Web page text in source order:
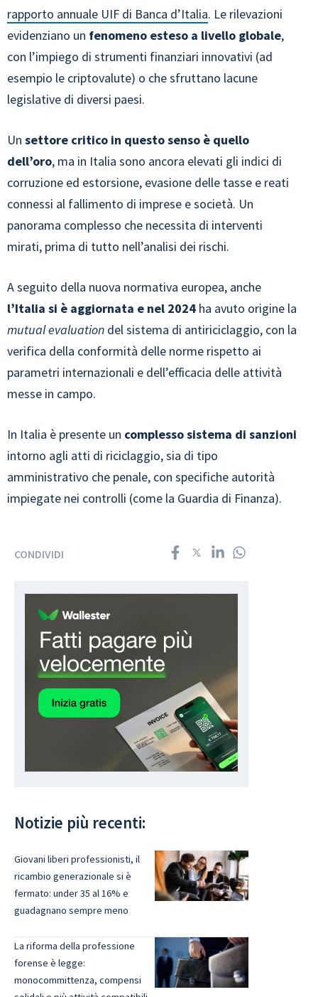
rapporto annuale UIF di Banca d’Italia. Le rilevazioni
evidenziano un fenomeno esteso a livello globale,
con l’impiego di strumenti finanziari innovativi (ad
esempio le criptovalute) o che sfruttano lacune
legislative di diversi paesi.
Un settore critico in questo senso è quello
dell’oro, ma in Italia sono ancora elevati gli indici di
corruzione ed estorsione, evasione delle tasse e reati
connessi al fallimento di imprese e società. Un
panorama complesso che necessita di interventi
mirati, prima di tutto nell’analisi dei rischi.
A seguito della nuova normativa europea, anche
l’Italia si è aggiornata e nel 2024 ha avuto origine la
mutual evaluation del sistema di antiriciclaggio, con la
verifica della conformità delle norme rispetto ai
parametri internazionali e dell’efficacia delle attività
messe in campo.
In Italia è presente un complesso sistema di sanzioni
intorno agli atti di riciclaggio, sia di tipo
amministrativo che penale, con specifiche autorità
impiegate nei controlli (come la Guardia di Finanza).
CONDIVIDI
Notizie più recenti:
Giovani liberi professionisti, il
ricambio generazionale si è
fermato: under 35 al 16% e
guadagnano sempre meno
La riforma della professione
forense è legge:
monocommittenza, compensi